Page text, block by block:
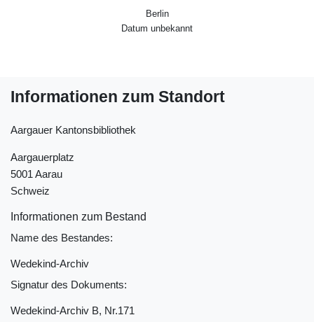
Berlin
Datum unbekannt
Informationen zum Standort
Aargauer Kantonsbibliothek
Aargauerplatz
5001 Aarau
Schweiz
Informationen zum Bestand
Name des Bestandes:
Wedekind-Archiv
Signatur des Dokuments:
Wedekind-Archiv B, Nr.171